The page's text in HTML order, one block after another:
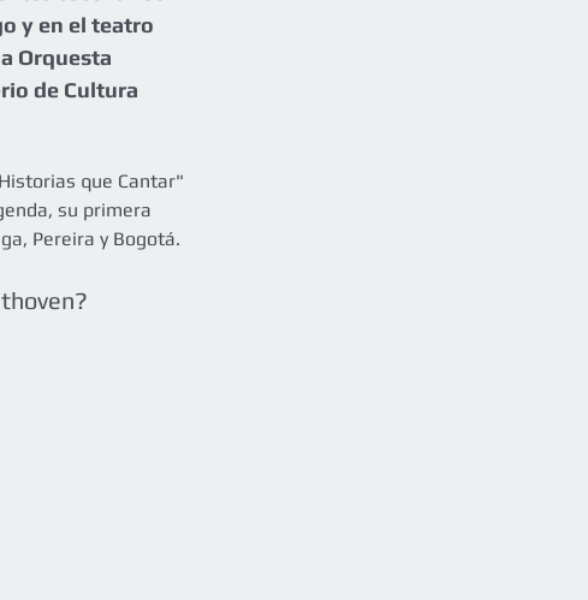
y en el teatro
Orquesta
de Cultura
que Cantar"
su primera
Pereira y Bogotá.